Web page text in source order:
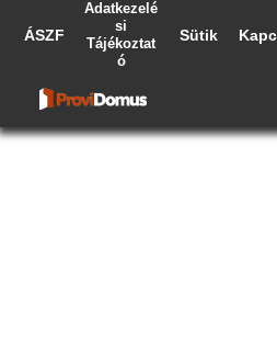
ÁSZF
Adatkezelé
si
Tájékoztat
ó
Sütik
pontos és precíz munkát